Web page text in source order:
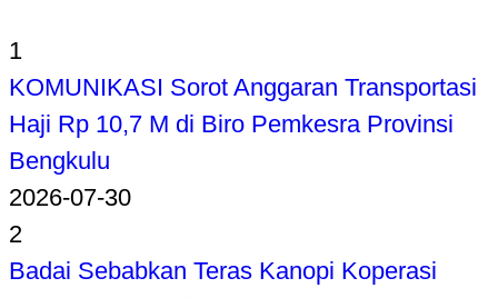
1
KOMUNIKASI Sorot Anggaran Transportasi
Haji Rp 10,7 M di Biro Pemkesra Provinsi
Bengkulu
2026-07-30
2
Badai Sebabkan Teras Kanopi Koperasi